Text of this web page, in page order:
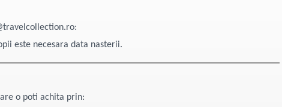
este necesara data nasterii.
pe care o poti achita prin: